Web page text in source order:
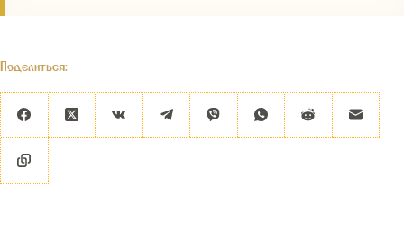
Поделиться: